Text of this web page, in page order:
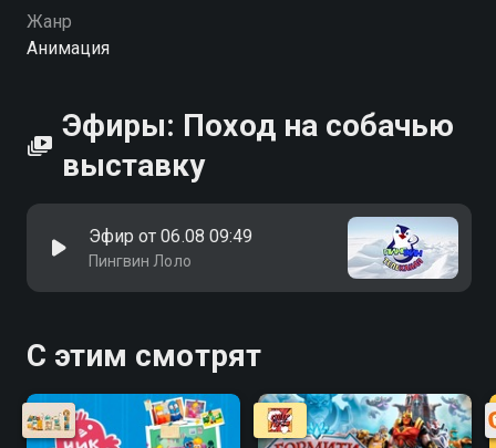
Жанр
Анимация
Эфиры: Поход на собачью
выставку
Эфир от 06.08 09:49
Пингвин Лоло
С этим смотрят